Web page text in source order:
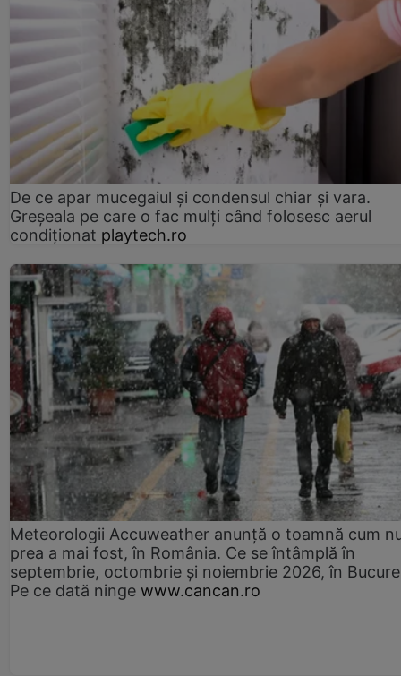
De ce apar mucegaiul și condensul chiar și vara.
Greșeala pe care o fac mulți când folosesc aerul
condiționat playtech.ro
Meteorologii Accuweather anunță o toamnă cum
prea a mai fost, în România. Ce se întâmplă în
septembrie, octombrie și noiembrie 2026, în
Pe ce dată ninge www.cancan.ro